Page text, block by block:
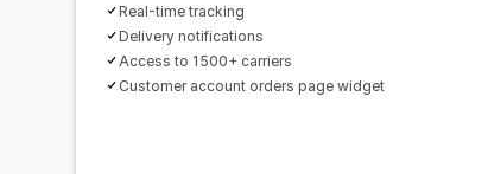
Real-time tracking
Delivery notifications
Access to 1500+ carriers
Customer account orders page widget